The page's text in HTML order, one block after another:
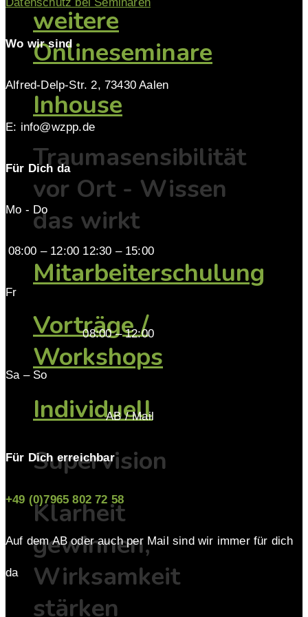
weitere
Onlineseminare
Inhouse
Traumasensibilität
vor Ort - Wissen
das wirkt
Mitarbeiterschulung
Vorträge /
Workshops
Individuell
Supervision
Klarheit
gewinnen,
Wirksamkeit
stärken
Wo wir sind
Alfred-Delp-Str. 2, 73430 Aalen
E: info@wzpp.de
Für Dich da
Mo - Do
08:00 – 12:00 12:30 – 15:00
Fr
08:00 – 12:00
Sa – So
AB / Mail
Für Dich erreichbar
+49 (0)7965 802 72 58
Auf dem AB oder auch per Mail sind wir immer für dich
da